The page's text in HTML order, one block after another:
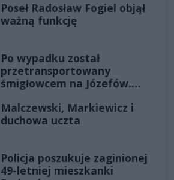
Poseł Radosław Fogiel objął
ważną funkcję
Po wypadku został
przetransportowany
śmigłowcem na Józefów.
Malczewski, Markiewicz i
duchowa uczta
Policja poszukuje zaginionej
49-letniej mieszkanki